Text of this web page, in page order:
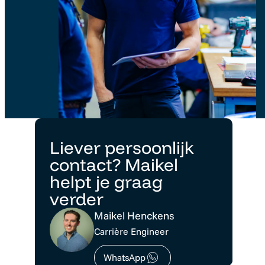
Liever persoonlijk
contact? Maikel
helpt je graag
verder
Maikel Henckens
Carrière Engineer
WhatsApp